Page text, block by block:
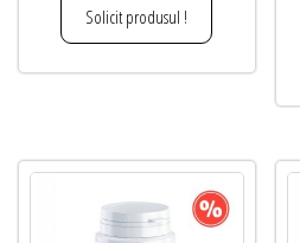
fost:
119,99 lei.
Solicit produsul !